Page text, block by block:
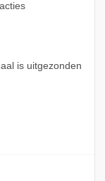
is uitgezonden